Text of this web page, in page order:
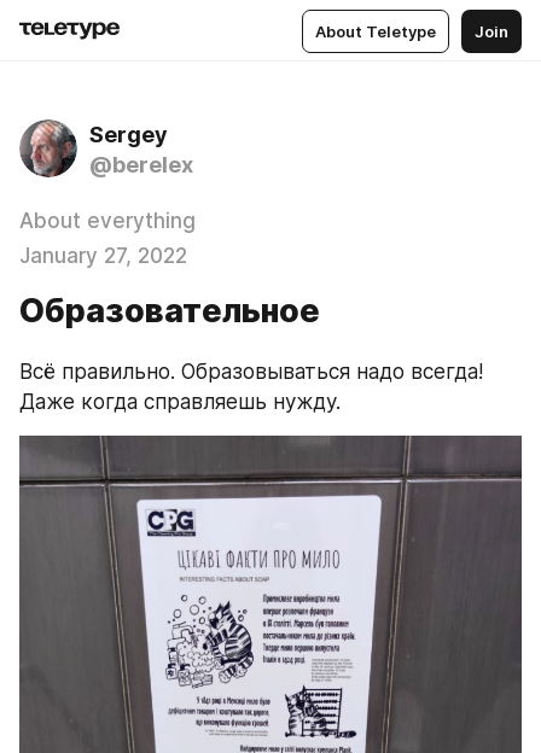
About Teletype Join
Sergey
@berelex
About everything
January 27, 2022
Образовательное
Всё правильно. Образовываться надо всегда!
Даже когда справляешь нужду.